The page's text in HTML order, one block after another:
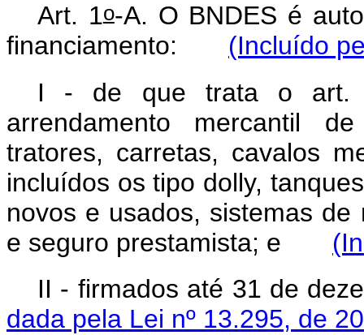
Art. 1o-A. O BNDES é
financiamento: (Incluído
I - de que trata o art.
arrendamento mercantil
tratores, carretas, cavalos
incluídos os tipo dolly,
novos e usados, sistemas
e seguro prestamista; e
II - firmados até 31 de
dada pela Lei nº 13.295, de